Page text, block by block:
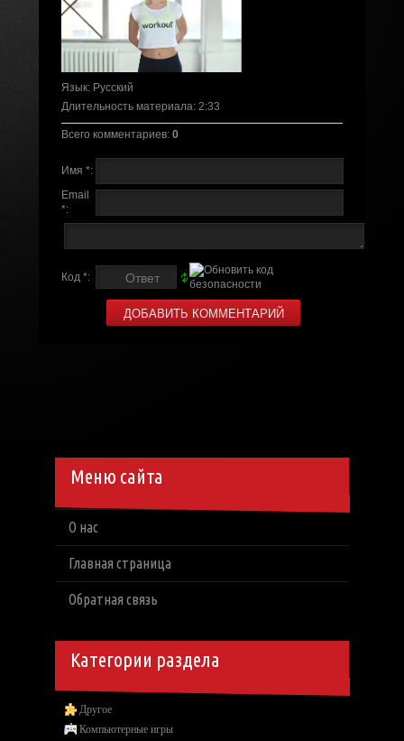
Язык: Русский
Длительность материала: 2:33
Всего комментариев: 0
Имя *:
Email
*:
Код *:
Меню сайта
О нас
Главная страница
Обратная связь
Категории раздела
Другое
Компьютерные игры